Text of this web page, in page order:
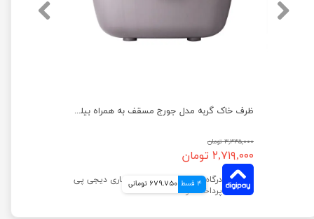
ظرف خاک گربه مدل جورج مسقف به همراه بیلچه هپی پت
۳,۳۳۵,۰۰۰ تومان
۲,۷۱۹,۰۰۰ تومان
4 قسط 679,750 تومانی